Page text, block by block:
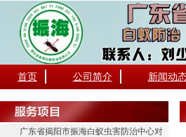
首页 公司简介 新闻动
广东省揭阳市振海白蚁虫害防治中心对